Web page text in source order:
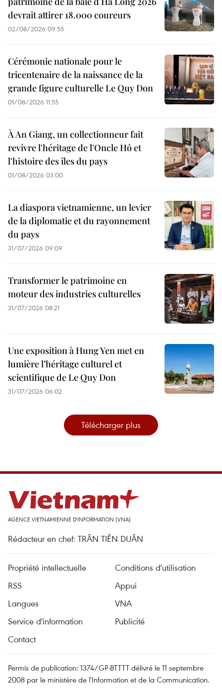
devrait attirer 18.000 coureurs
02/08/2026 09:55
Cérémonie nationale pour le
tricentenaire de la naissance de la
grande figure culturelle Le Quy Don
01/08/2026 11:55
À An Giang, un collectionneur fait
revivre l'héritage de l'Oncle Hô et
l'histoire des îles du pays
01/08/2026 03:00
La diaspora vietnamienne, un levier
de la diplomatie et du rayonnement
du pays
31/07/2026 09:09
Transformer le patrimoine en
moteur des industries culturelles
31/07/2026 08:21
Une exposition à Hung Yen met en
lumière l’héritage culturel et
scientifique de Le Quy Don
31/07/2026 06:02
Télécharger plus
AGENCE VIETNAMIENNE D'INFORMATION (VNA)
Rédacteur en chef: TRÂN TIÊN DUÂN
Propriété intellectuelle
Conditions d'utilisation
RSS
Appui
Langues
VNA
Service d'information
Publicité
Contact
Permis de publication: 1374/GP-BTTTT délivré le 11 septembre
2008 par le ministère de l'Information et de la Communication.